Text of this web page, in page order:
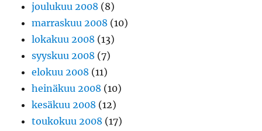
joulukuu 2008 (8)
marraskuu 2008 (10)
lokakuu 2008 (13)
syyskuu 2008 (7)
elokuu 2008 (11)
heinäkuu 2008 (10)
kesäkuu 2008 (12)
toukokuu 2008 (17)